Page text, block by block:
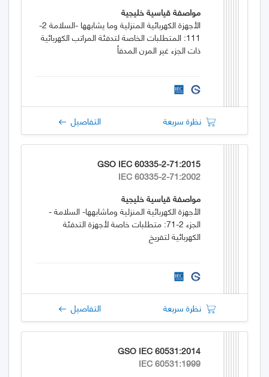
مواصفة قياسية خليجية
الأجهزة الكهربائية المنزلية وما يشابهها -السلامة 2-
111: المتطلبات الخاصة لتدفئة المراتب الكهربائية
ذات الجزء غير المرن المدفأ
نظرة سريعة التفاصيل
GSO IEC 60335-2-71:2015
IEC 60335-2-71:2002
مواصفة قياسية خليجية
الأجهزة الكهربائية المنزلية وماشابهها- السلامة -
الجزء 2-71: متطلبات خاصة لأجهزة التدفئة
الكهربائية لتفريخ
نظرة سريعة التفاصيل
GSO IEC 60531:2014
IEC 60531:1999